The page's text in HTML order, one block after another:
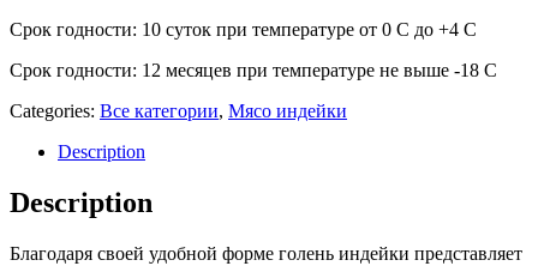
Срок годности: 10 суток при температуре от 0 С до +4 С
Срок годности: 12 месяцев при температуре не выше -18 С
Categories: Все категории, Мясо индейки
Description
Description
Благодаря своей удобной форме голень индейки представляет